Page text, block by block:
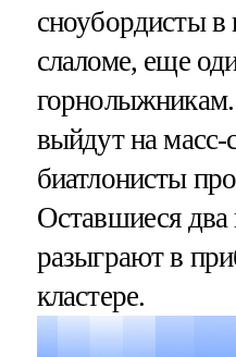
сноубордисты в
слаломе, еще
выйдут на масс-
биатлонисты
Оставшиеся два
разыграют в
кластере.